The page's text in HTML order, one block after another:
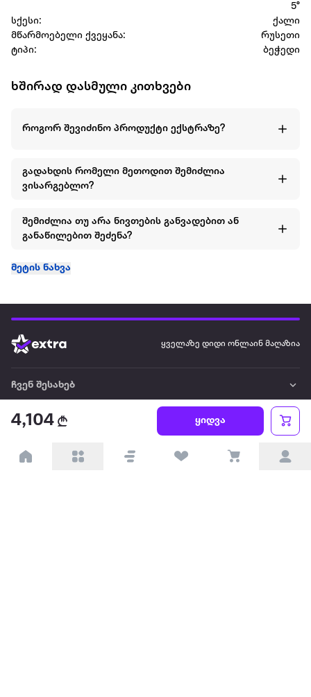
4,104 ყიდვა
5°
სქესი:
ქალი
მწარმოებელი ქვეყანა:
რუსეთი
ტიპი:
ბეჭედი
ხშირად დასმული კითხვები
როგორ შევიძინო პროდუქტი ექსტრაზე?
გადახდის რომელი მეთოდით შემიძლია
ვისარგებლო?
შემიძლია თუ არა ნივთების განვადებით ან
განაწილებით შეძენა?
მეტის ნახვა
ყველაზე დიდი ონლაინ მაღაზია
ჩვენ შესახებ
წესები და პირობები
პარტნიორებისთვის